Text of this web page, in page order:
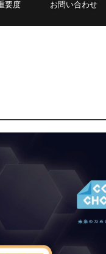
要度 お問い合わせ